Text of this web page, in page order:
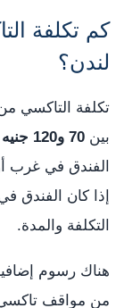
كم تكلفة
لندن؟
تكلفة التاكسي
بين 70 و120 جنيه
الفندق في غرب
إذا كان الفندق
التكلفة والمدة.
هناك رسوم
من مواقف تاكسي